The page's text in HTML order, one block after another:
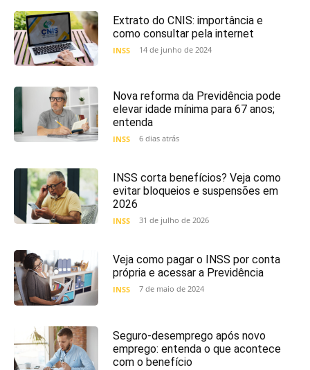
Extrato do CNIS: importância e
como consultar pela internet
INSS 14 de junho de 2024
Nova reforma da Previdência pode
elevar idade mínima para 67 anos;
entenda
INSS 6 dias atrás
INSS corta benefícios? Veja como
evitar bloqueios e suspensões em
2026
INSS 31 de julho de 2026
Veja como pagar o INSS por conta
própria e acessar a Previdência
INSS 7 de maio de 2024
Seguro-desemprego após novo
emprego: entenda o que acontece
com o benefício